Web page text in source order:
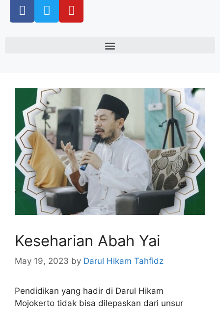
Keseharian Abah Yai
May 19, 2023 by Darul Hikam Tahfidz
Pendidikan yang hadir di Darul Hikam
Mojokerto tidak bisa dilepaskan dari unsur